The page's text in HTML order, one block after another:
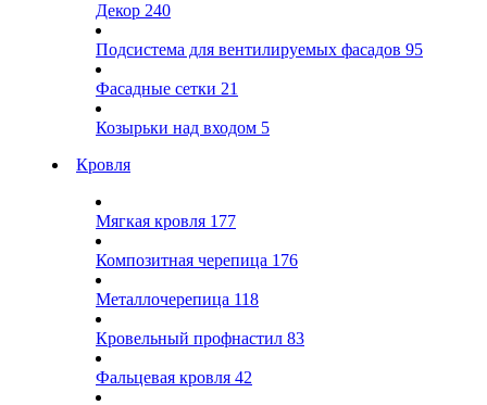
Декор 240
Подсистема для вентилируемых фасадов 95
Фасадные сетки 21
Козырьки над входом 5
Кровля
Мягкая кровля 177
Композитная черепица 176
Металлочерепица 118
Кровельный профнастил 83
Фальцевая кровля 42